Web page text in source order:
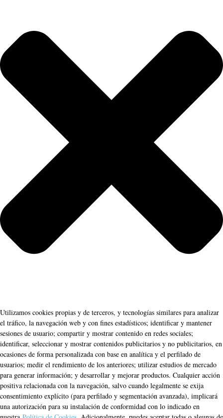
Utilizamos cookies propias y de terceros, y tecnologías similares para analizar
el tráfico, la navegación web y con fines estadísticos; identificar y mantener
sesiones de usuario; compartir y mostrar contenido en redes sociales;
identificar, seleccionar y mostrar contenidos publicitarios y no publicitarios, en
ocasiones de forma personalizada con base en analítica y el perfilado de
usuarios; medir el rendimiento de los anteriores; utilizar estudios de mercado
para generar información; y desarrollar y mejorar productos. Cualquier acción
positiva relacionada con la navegación, salvo cuando legalmente se exija
consentimiento explícito (para perfilado y segmentación avanzada), implicará
una autorización para su instalación de conformidad con lo indicado en